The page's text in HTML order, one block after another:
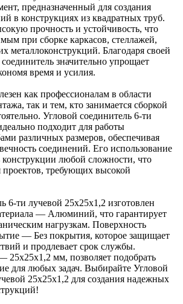
предназначенный для создания
в конструкциях из квадратных труб.
прочность и устойчивость, что
при сборке каркасов, стеллажей,
металлоконструкций. Благодаря своей
значительно упрощает
время и усилия.
как профессионалам в области
так и тем, кто занимается сборкой
Угловой соединитель 6-ти
подходит для работы
различных размеров, обеспечивая
соединений. Его использование
конструкции любой сложности, что
проектов, требующих высокой
6-ти лучевой 25х25х1,2 изготовлен
— Алюминий, что гарантирует
нагрузкам. Поверхность
— Без покрытия, которое защищает
и продлевает срок службы.
25х25х1,2 мм, позволяет подобрать
для любых задач. Выбирайте Угловой
25х25х1,2 для создания надежных